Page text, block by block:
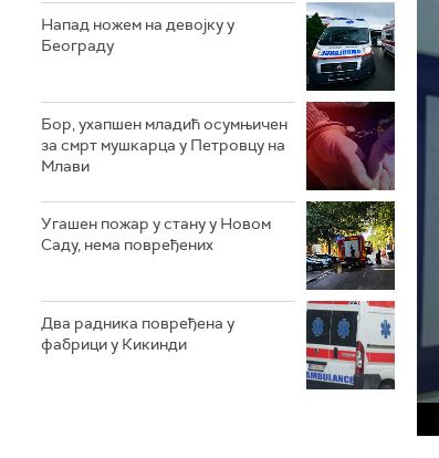
Напад ножем на девојку у
Београду
Бор, ухапшен младић осумњичен
за смрт мушкарца у Петровцу на
Млави
Угашен пожар у стану у Новом
Саду, нема повређених
Два радника повређена у
фабрици у Кикинди